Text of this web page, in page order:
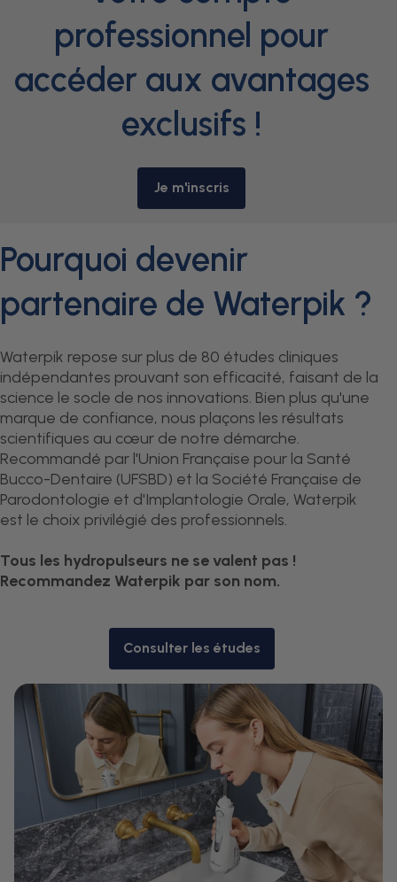
professionnel pour
accéder aux avantages
exclusifs !
Je m'inscris
Pourquoi devenir
partenaire de Waterpik ?
Waterpik repose sur plus de 80 études cliniques
indépendantes prouvant son efficacité, faisant de la
science le socle de nos innovations. Bien plus qu'une
marque de confiance, nous plaçons les résultats
scientifiques au cœur de notre démarche.
Recommandé par l'Union Française pour la Santé
Bucco-Dentaire (UFSBD) et la Société Française de
Parodontologie et d'Implantologie Orale, Waterpik
est le choix privilégié des professionnels.
Tous les hydropulseurs ne se valent pas !
Recommandez Waterpik par son nom.
Consulter les études